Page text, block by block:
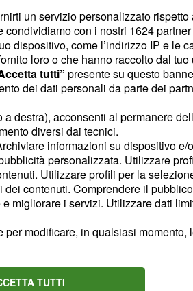
un servizio personalizzato
condividiamo con i nostri 1624
dispositivo, come l’indirizzo IP e le
loro o che hanno raccolto dal
tutti” presente su questo
dei dati personali da parte dei
a destra), acconsenti al permanere
diversi dai tecnici.
informazioni su dispositivo
personalizzata. Utilizzare
Utilizzare profili per la
contenuti. Comprendere il
migliorare i servizi. Utilizzare dati
modificare, in qualsiasi momento,
TUTTI